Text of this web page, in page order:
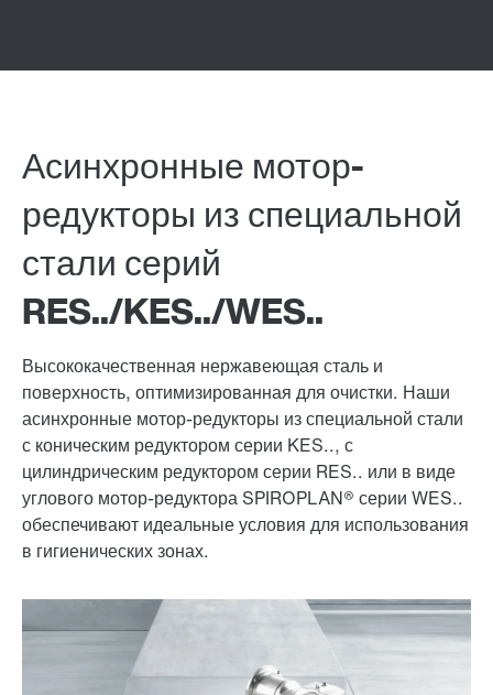
Асинхронные мотор-
редукторы из специальной
стали серий
RES../KES../WES..
Высококачественная нержавеющая сталь и
поверхность, оптимизированная для очистки. Наши
асинхронные мотор-редукторы из специальной стали
с коническим редуктором серии KES.., с
цилиндрическим редуктором серии RES.. или в виде
углового мотор-редуктора SPIROPLAN® серии WES..
обеспечивают идеальные условия для использования
в гигиенических зонах.